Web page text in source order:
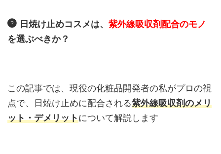
日焼け止めコスメは、 紫外線吸収剤配合のモノ
を選ぶべきか？
この記事では、現役の化粧品開発者の私がプロの視
点で、日焼け止めに配合される紫外線吸収剤のメリ
ット・デメリットについて解説します